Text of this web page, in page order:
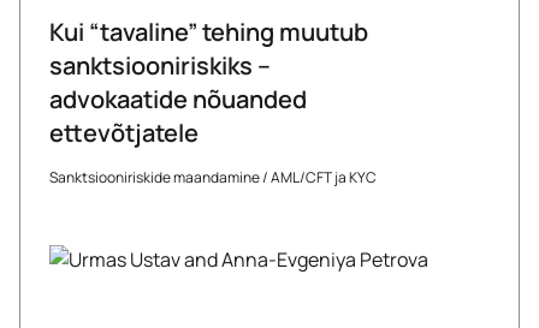
Kui “tavaline” tehing muutub
sanktsiooniriskiks –
advokaatide nõuanded
ettevõtjatele
Sanktsiooniriskide maandamine/AML/CFT ja KYC